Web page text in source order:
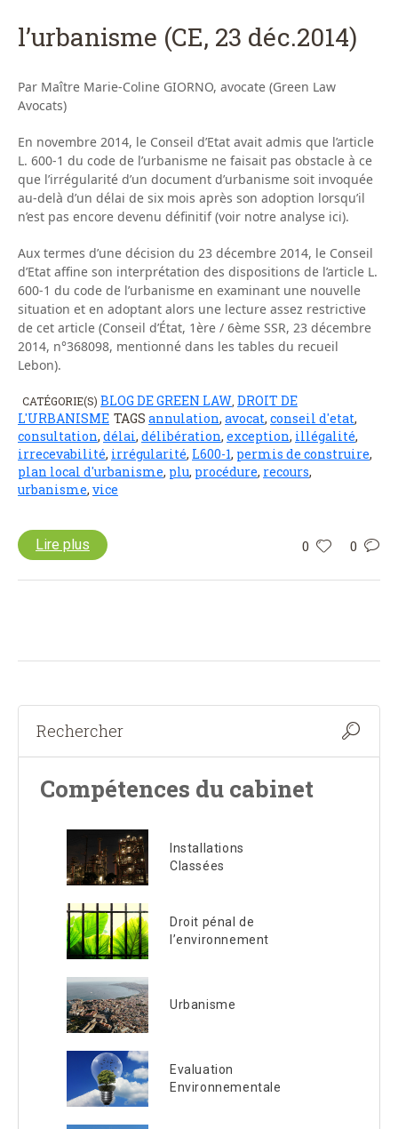
l’urbanisme (CE, 23 déc.2014)
Par Maître Marie-Coline GIORNO, avocate (Green Law
Avocats)
En novembre 2014, le Conseil d’Etat avait admis que l’article
L. 600-1 du code de l’urbanisme ne faisait pas obstacle à ce
que l’irrégularité d’un document d’urbanisme soit invoquée
au-delà d’un délai de six mois après son adoption lorsqu’il
n’est pas encore devenu définitif (voir notre analyse ici).
Aux termes d’une décision du 23 décembre 2014, le Conseil
d’Etat affine son interprétation des dispositions de l’article L.
600-1 du code de l’urbanisme en examinant une nouvelle
situation et en adoptant alors une lecture assez restrictive
de cet article (Conseil d’État, 1ère / 6ème SSR, 23 décembre
2014, n°368098, mentionné dans les tables du recueil
Lebon).
CATÉGORIE(S) BLOG DE GREEN LAW DROIT DE
L'URBANISME TAGS annulation, avocat, conseil d'etat,
consultation, délai, délibération, exception, illégalité,
irrecevabilité, irrégularité, L600-1, permis de construire,
plan local d'urbanisme, plu, procédure, recours,
urbanisme, vice
0 0
Lire plus
Compétences du cabinet
Installations
Classées
Droit pénal de
l’environnement
Urbanisme
Evaluation
Environnementale